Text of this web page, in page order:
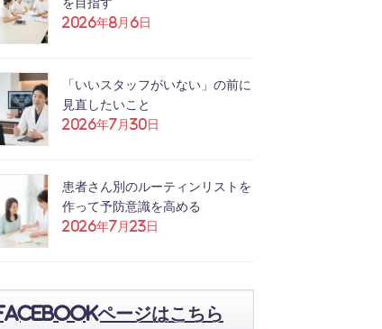
を目指す
2026年8月6日
「いいスタッフがいない」の前に
見直したいこと
2026年7月30日
患者さん別のルーティンリストを
作って予防意識を高める
2026年7月23日
ページはこちら